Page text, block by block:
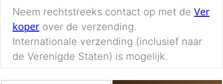
Neem rechtstreeks contact op met de Ver
koper over de verzending.
Internationale verzending (inclusief naar
de Verenigde Staten) is mogelijk.